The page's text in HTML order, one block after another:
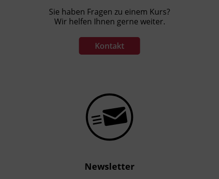
Sie haben Fragen zu einem Kurs?
Wir helfen Ihnen gerne weiter.
Kontakt
Newsletter